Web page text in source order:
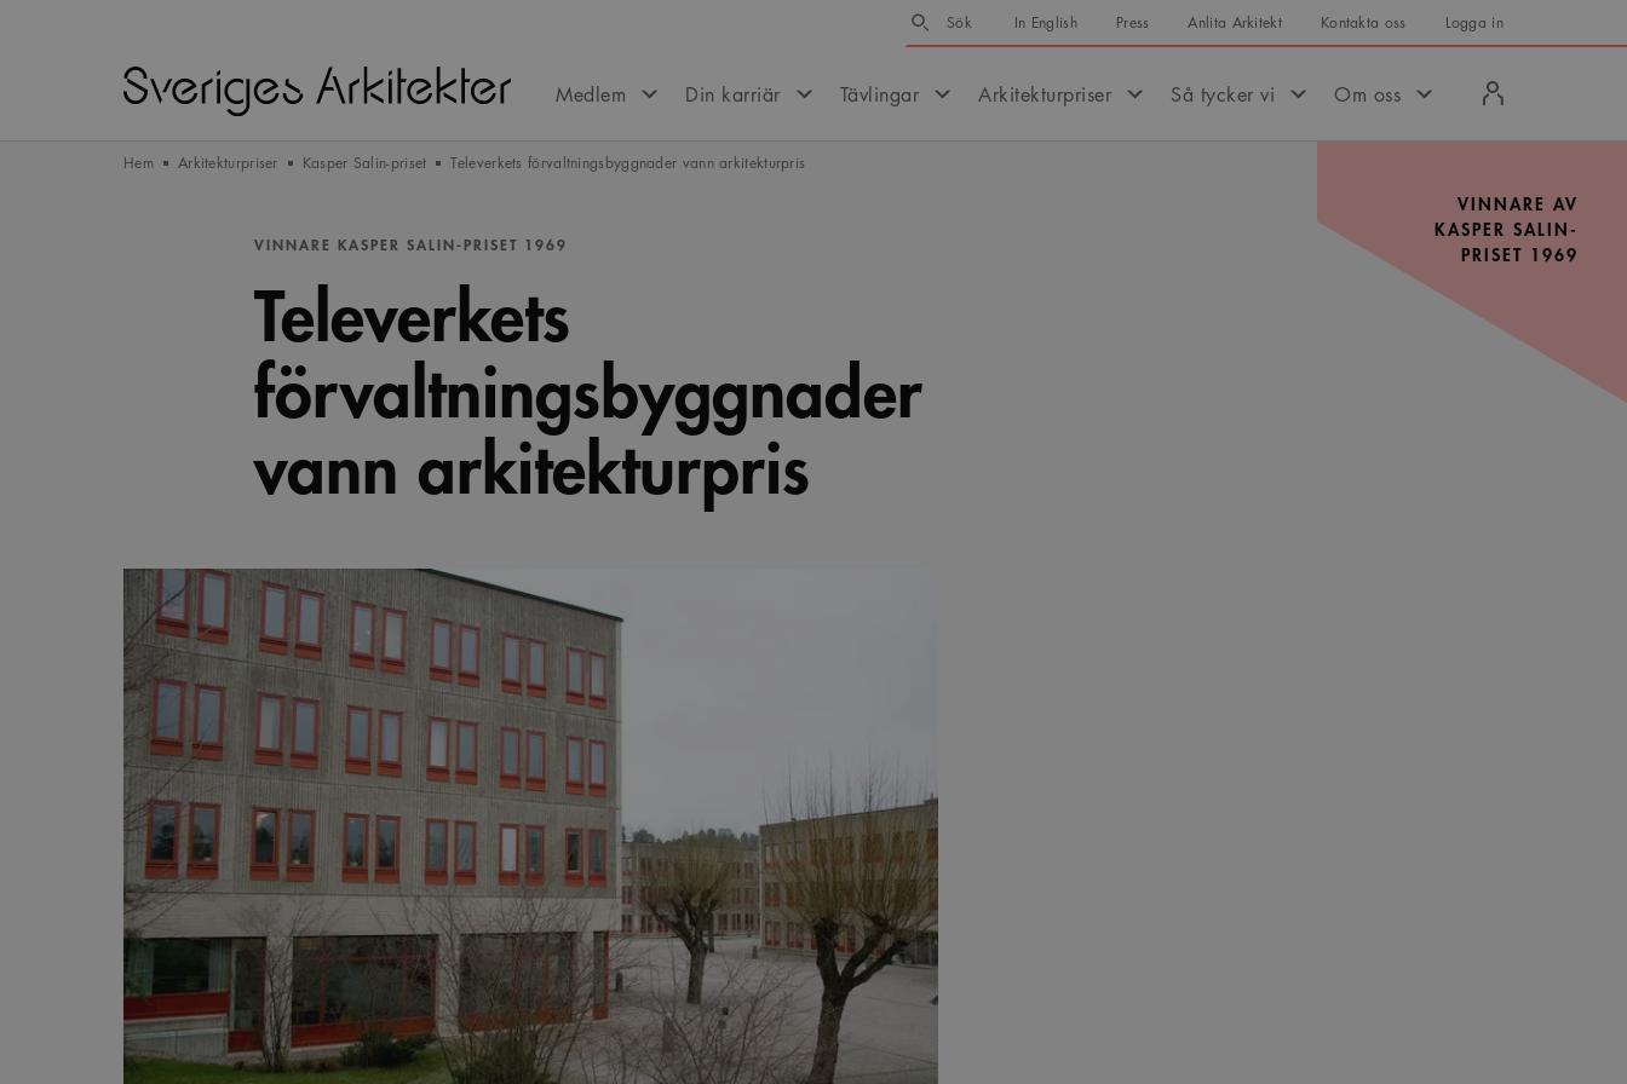
Sök
Sök In English Press Anlita Arkitekt Kontakta oss Logga in
Medlem Din karriär Tävlingar Arkitekturpriser Så tycker vi Om oss
in
Hem Arkitekturpriser Kasper Salin-priset Televerkets förvaltningsbyggnader vann arkitekturpris
VINNARE AV
KASPER SALIN-
PRISET 1969
VINNARE KASPER SALIN-PRISET 1969
Televerkets
förvaltningsbyggnader
vann arkitekturpris